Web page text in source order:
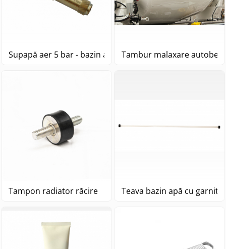
Supapă aer 5 bar - bazin apa Tambur malaxare
Tampon radiator răcire Teava bazin apă cu